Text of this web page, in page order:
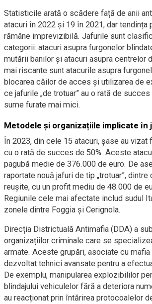
Statisticile arată o scădere față de anii
atacuri în 2022 și 19 în 2021, dar tendința
rămâne imprevizibilă. Jafurile sunt
categorii: atacuri asupra furgonelor
mutării banilor și atacuri asupra centrelor
mai riscante sunt atacurile asupra
blocarea căilor de acces și utilizarea de
ce jafurile „de trotuar” au o rată de
sume furate mai mici.
Metodele și organizațiile implicate în
În 2023, din cele 15 atacuri, șase au vizat
cu o rată de succes de 50%. Aceste
pagubă medie de 376.000 de euro. De
raportate nouă jafuri de tip „trotuar”,
reușite, cu un profit mediu de 48.000 de
Regiunile cele mai afectate includ sudul
zonele dintre Foggia și Cerignola.
Direcția Districtuală Antimafia (DDA) a
organizațiilor criminale care se
armate. Aceste grupări, asociate cu mafia
dezvoltat tehnici avansate pentru a
De exemplu, manipularea explozibililor
blindajului vehiculelor fără a deteriora
au reacționat prin întărirea protocoalelor